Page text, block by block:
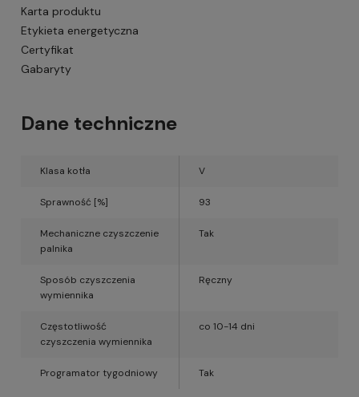
Karta produktu
Etykieta energetyczna
Certyfikat
Gabaryty
Dane techniczne
Klasa kotła V
Sprawność [%] 93
Mechaniczne czyszczenie
palnika
Tak
Sposób czyszczenia
wymiennika
Ręczny
Częstotliwość
czyszczenia wymiennika
co 10-14 dni
Programator tygodniowy Tak